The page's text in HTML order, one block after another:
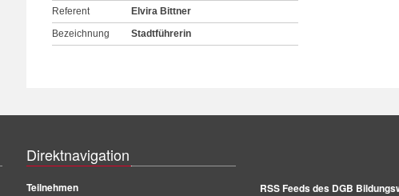
Referent
Elvira Bittner
Bezeichnung
Stadtführerin
Direktnavigation
Teilnehmen RSS Feeds des DGB